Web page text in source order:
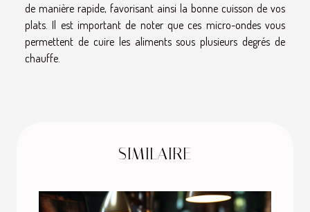
de manière rapide, favorisant ainsi la bonne cuisson de vos
plats. Il est important de noter que ces micro-ondes vous
permettent de cuire les aliments sous plusieurs degrés de
chauffe.
SIMILAIRE